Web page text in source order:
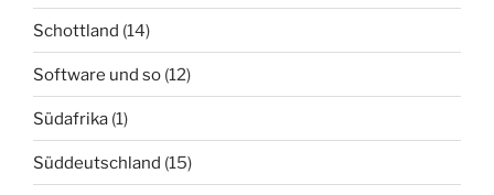
Schottland (14)
Software und so (12)
Südafrika (1)
Süddeutschland (15)